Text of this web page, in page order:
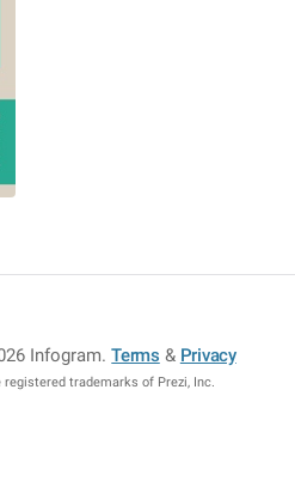
Infogram.Terms & Privacy
registered trademarks of Prezi, Inc.